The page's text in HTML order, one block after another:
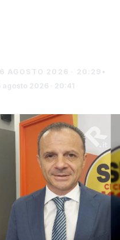
AGOSTO 2026 · 20:29 •
2026 · 20:41